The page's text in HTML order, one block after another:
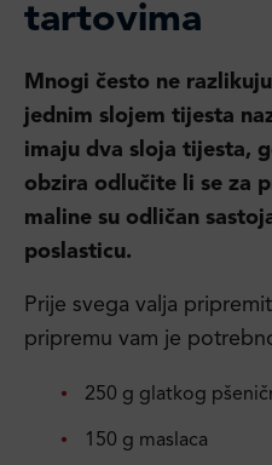
tartovima
Mnogi često ne
jednim slojem tijesta
imaju dva sloja tijesta,
obzira odlučite li se za
maline su odličan
poslasticu.
Prije svega valja
pripremu vam je
250 g glatkog
150 g maslaca